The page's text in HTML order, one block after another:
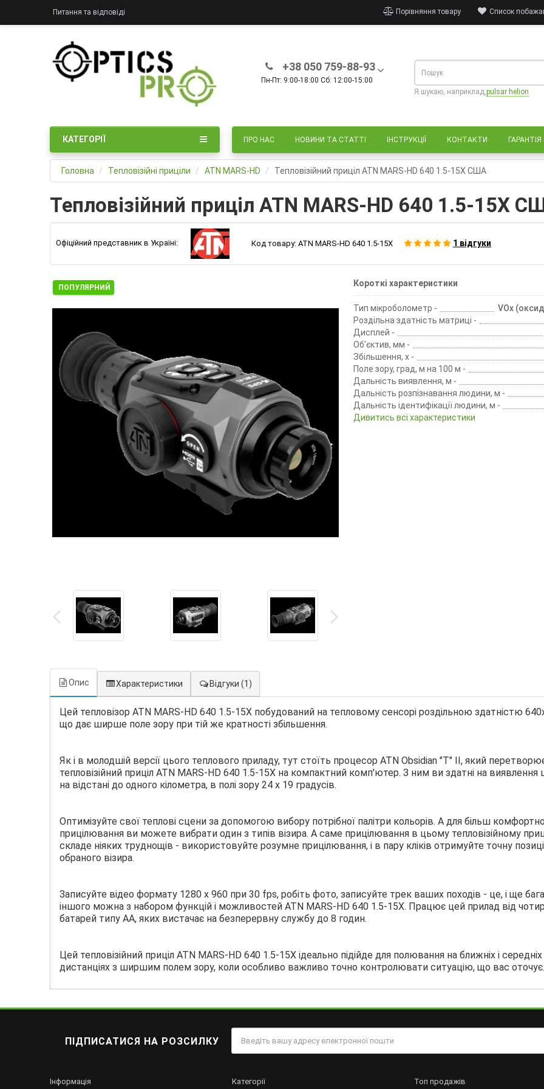
Питання та відповіді Список
Порівняння товару
+38 050 759-88-93
Пн-Пт: 9:00-18:00 Сб: 12:00-15:00
Я шукаю, наприклад,pulsar helion
ПРО НАС НОВИНИ ТА СТАТТІ ІНСТРУКЦІЇ КОНТАКТИ
КАТЕГОРІЇ
Головна Тепловізійні приціли ATN MARS-HD Тепловізійний приціл ATN MARS-HD 640 1.5-15X США
Тепловізійний приціл ATN MARS-HD 640 1.5-15X
Офіційний представник в Україні: Код товару: ATN MARS-HD 640 1.5-15X 1 відгуки
ПОПУЛЯРНИЙ Короткі характеристики
Тип мікроболометр -
VOx
Роздільна здатність матриці -
Дисплей -
Об'єктив, мм -
Збільшення, х -
Поле зору, град, м на 100 м -
Дальність виявлення, м -
Дальність розпізнавання людини, м -
Дальність ідентифікації людини, м -
Дивитись всі характеристики
Опис Характеристики Відгуки (1)
Цей тепловізор ATN MARS-HD 640 1.5-15X побудований на тепловому сенсорі роздільною здатністю
що дає ширше поле зору при тій же кратності збільшення.
Як і в молодшій версії цього теплового приладу, тут стоїть процесор ATN Obsidian "T" II, який
тепловізійний приціл ATN MARS-HD 640 1.5-15X на компактний комп'ютер. З ним ви здатні на виявлення
на відстані до одного кілометра, в полі зору 24 х 19 градусів.
Оптимізуйте свої теплові сцени за допомогою вибору потрібної палітри кольорів. А для більш
прицілювання ви можете вибрати один з типів візира. А саме прицілювання в цьому тепловізійному
складе ніяких труднощів - використовуйте розумне прицілювання, і в пару кліків отримуйте точну
обраного візира.
Записуйте відео формату 1280 х 960 при 30 fps, робіть фото, записуйте трек ваших походів - це, і ще
іншого можна з набором функцій і можливостей ATN MARS-HD 640 1.5-15X. Працює цей прилад від
батарей типу АА, яких вистачає на безперервну службу до 8 годин.
Цей тепловізійний приціл ATN MARS-HD 640 1.5-15X ідеально підійде для полювання на ближніх і середніх
дистанціях з ширшим полем зору, коли особливо важливо точно контролювати ситуацію, що вас оточує.
ПІДПИСАТИСЯ НА РОЗСИЛКУ
Інформація Категорії Топ продажів